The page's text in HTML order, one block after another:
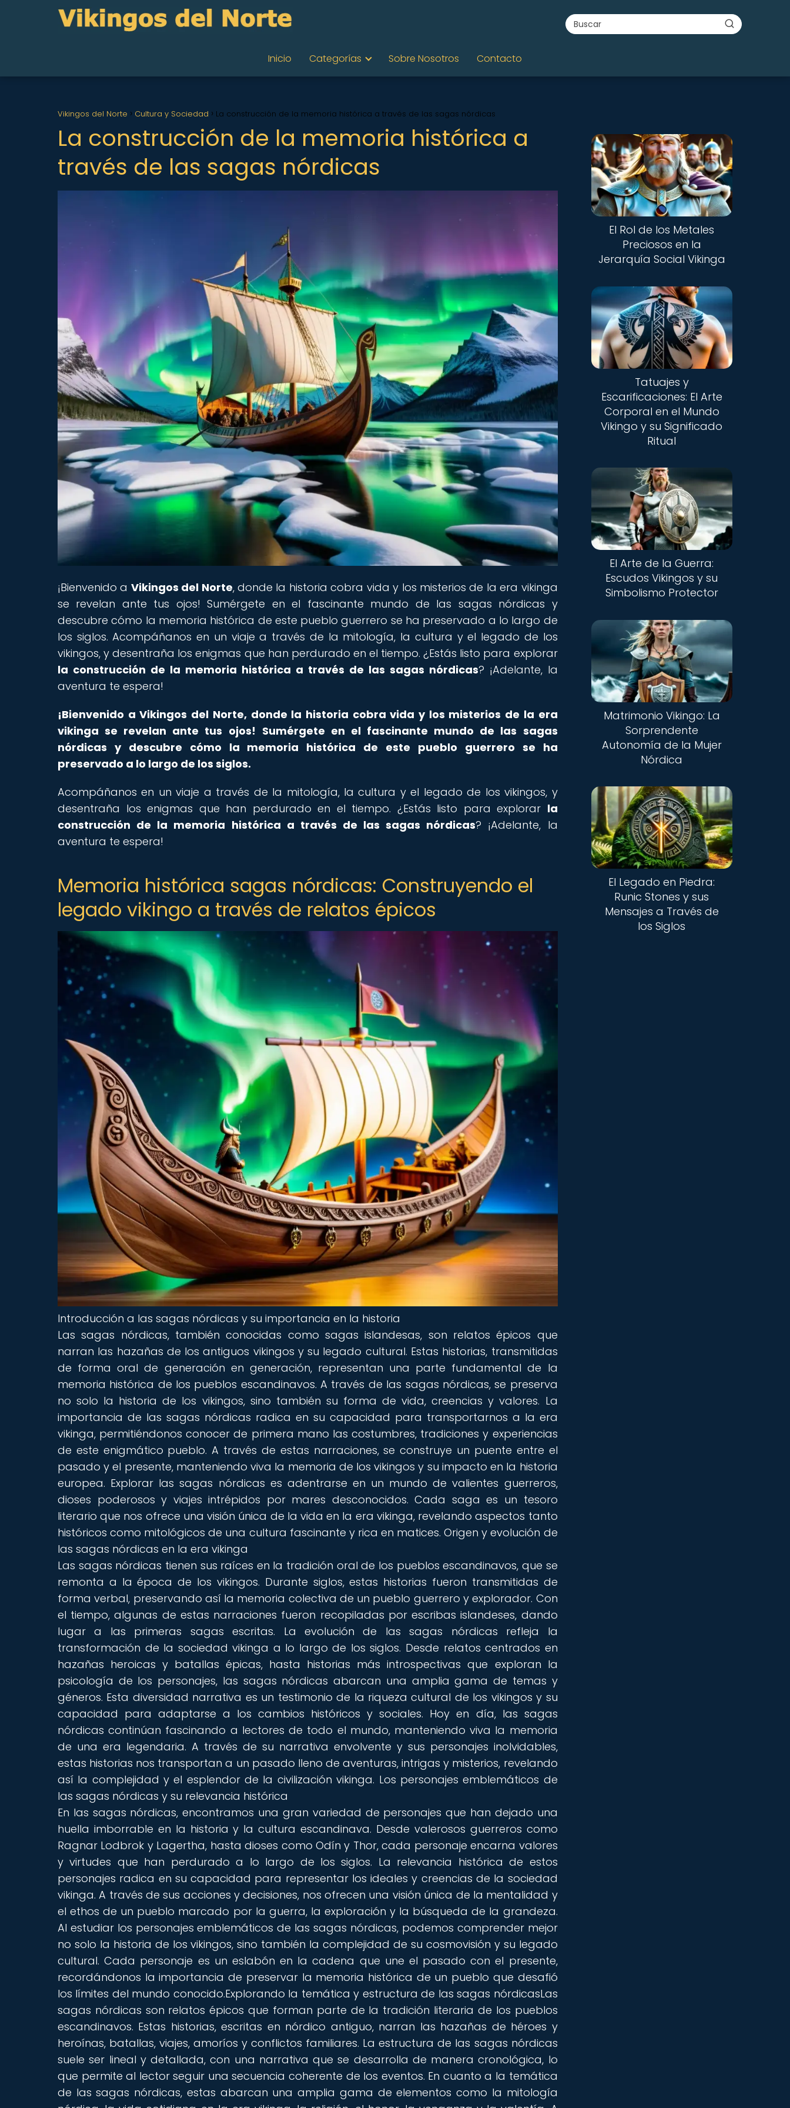
Inicio Categorías Sobre Nosotros Contacto
Vikingos del Norte Cultura y Sociedad La construcción de la memoria histórica a través de las sagas nórdicas
La construcción de la memoria histórica a
través de las sagas nórdicas
¡Bienvenido a Vikingos del Norte, donde la historia cobra vida y los misterios de la era vikinga
se revelan ante tus ojos! Sumérgete en el fascinante mundo de las sagas nórdicas y
descubre cómo la memoria histórica de este pueblo guerrero se ha preservado a lo largo de
los siglos. Acompáñanos en un viaje a través de la mitología, la cultura y el legado de los
vikingos, y desentraña los enigmas que han perdurado en el tiempo. ¿Estás listo para explorar
la construcción de la memoria histórica a través de las sagas nórdicas? ¡Adelante, la
aventura te espera!
¡Bienvenido a Vikingos del Norte, donde la historia cobra vida y los misterios de la era
vikinga se revelan ante tus ojos! Sumérgete en el fascinante mundo de las sagas
nórdicas y descubre cómo la memoria histórica de este pueblo guerrero se ha
preservado a lo largo de los siglos.
Acompáñanos en un viaje a través de la mitología, la cultura y el legado de los vikingos, y
desentraña los enigmas que han perdurado en el tiempo. ¿Estás listo para explorar la
construcción de la memoria histórica a través de las sagas nórdicas? ¡Adelante, la
aventura te espera!
Memoria histórica sagas nórdicas: Construyendo el
legado vikingo a través de relatos épicos
Introducción a las sagas nórdicas y su importancia en la historia
Las sagas nórdicas, también conocidas como sagas islandesas, son relatos épicos que
narran las hazañas de los antiguos vikingos y su legado cultural. Estas historias, transmitidas
de forma oral de generación en generación, representan una parte fundamental de la
memoria histórica de los pueblos escandinavos. A través de las sagas nórdicas, se preserva
no solo la historia de los vikingos, sino también su forma de vida, creencias y valores. La
importancia de las sagas nórdicas radica en su capacidad para transportarnos a la era
vikinga, permitiéndonos conocer de primera mano las costumbres, tradiciones y experiencias
de este enigmático pueblo. A través de estas narraciones, se construye un puente entre el
pasado y el presente, manteniendo viva la memoria de los vikingos y su impacto en la historia
europea. Explorar las sagas nórdicas es adentrarse en un mundo de valientes guerreros,
dioses poderosos y viajes intrépidos por mares desconocidos. Cada saga es un tesoro
literario que nos ofrece una visión única de la vida en la era vikinga, revelando aspectos tanto
históricos como mitológicos de una cultura fascinante y rica en matices. Origen y evolución de
las sagas nórdicas en la era vikinga
Las sagas nórdicas tienen sus raíces en la tradición oral de los pueblos escandinavos, que se
remonta a la época de los vikingos. Durante siglos, estas historias fueron transmitidas de
forma verbal, preservando así la memoria colectiva de un pueblo guerrero y explorador. Con
el tiempo, algunas de estas narraciones fueron recopiladas por escribas islandeses, dando
lugar a las primeras sagas escritas. La evolución de las sagas nórdicas refleja la
transformación de la sociedad vikinga a lo largo de los siglos. Desde relatos centrados en
hazañas heroicas y batallas épicas, hasta historias más introspectivas que exploran la
psicología de los personajes, las sagas nórdicas abarcan una amplia gama de temas y
géneros. Esta diversidad narrativa es un testimonio de la riqueza cultural de los vikingos y su
capacidad para adaptarse a los cambios históricos y sociales. Hoy en día, las sagas
nórdicas continúan fascinando a lectores de todo el mundo, manteniendo viva la memoria
de una era legendaria. A través de su narrativa envolvente y sus personajes inolvidables,
estas historias nos transportan a un pasado lleno de aventuras, intrigas y misterios, revelando
así la complejidad y el esplendor de la civilización vikinga. Los personajes emblemáticos de
las sagas nórdicas y su relevancia histórica
En las sagas nórdicas, encontramos una gran variedad de personajes que han dejado una
huella imborrable en la historia y la cultura escandinava. Desde valerosos guerreros como
Ragnar Lodbrok y Lagertha, hasta dioses como Odín y Thor, cada personaje encarna valores
y virtudes que han perdurado a lo largo de los siglos. La relevancia histórica de estos
personajes radica en su capacidad para representar los ideales y creencias de la sociedad
vikinga. A través de sus acciones y decisiones, nos ofrecen una visión única de la mentalidad y
el ethos de un pueblo marcado por la guerra, la exploración y la búsqueda de la grandeza.
Al estudiar los personajes emblemáticos de las sagas nórdicas, podemos comprender mejor
no solo la historia de los vikingos, sino también la complejidad de su cosmovisión y su legado
cultural. Cada personaje es un eslabón en la cadena que une el pasado con el presente,
recordándonos la importancia de preservar la memoria histórica de un pueblo que desafió
los límites del mundo conocido.Explorando la temática y estructura de las sagas nórdicasLas
sagas nórdicas son relatos épicos que forman parte de la tradición literaria de los pueblos
escandinavos. Estas historias, escritas en nórdico antiguo, narran las hazañas de héroes y
heroínas, batallas, viajes, amoríos y conflictos familiares. La estructura de las sagas nórdicas
suele ser lineal y detallada, con una narrativa que se desarrolla de manera cronológica, lo
que permite al lector seguir una secuencia coherente de los eventos. En cuanto a la temática
de las sagas nórdicas, estas abarcan una amplia gama de elementos como la mitología
Nuevo
El Rol de los Metales
Preciosos en la
Jerarquía Social Vikinga
Nuevo
Tatuajes y
Escarificaciones: El Arte
Corporal en el Mundo
Vikingo y su Significado
Ritual
Nuevo
El Arte de la Guerra:
Escudos Vikingos y su
Simbolismo Protector
Nuevo
Matrimonio Vikingo: La
Sorprendente
Autonomía de la Mujer
Nórdica
El Legado en Piedra:
Runic Stones y sus
Mensajes a Través de
los Siglos